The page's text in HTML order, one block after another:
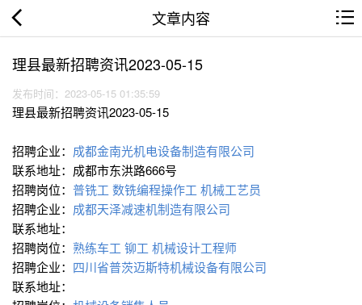
文章内容
理县最新招聘资讯2023-05-15
发布时间：2023-05-15 01:35:59
理县最新招聘资讯2023-05-15
招聘企业： 成都金南光机电设备制造有限公司
联系地址：成都市东洪路666号
招聘岗位： 普铣工 数铣编程操作工 机械工艺员
招聘企业： 成都天泽减速机制造有限公司
联系地址：
招聘岗位： 熟练车工 铆工 机械设计工程师
招聘企业： 四川省普茨迈斯特机械设备有限公司
联系地址：